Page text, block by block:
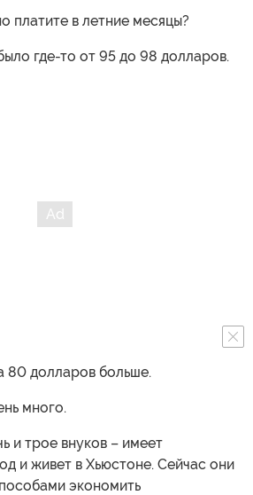
платите в летние месяцы?
где-то от 95 до 98 долларов.
80 долларов больше.
много.
и трое внуков – имеет
и живет в Хьюстоне. Сейчас они
экономить